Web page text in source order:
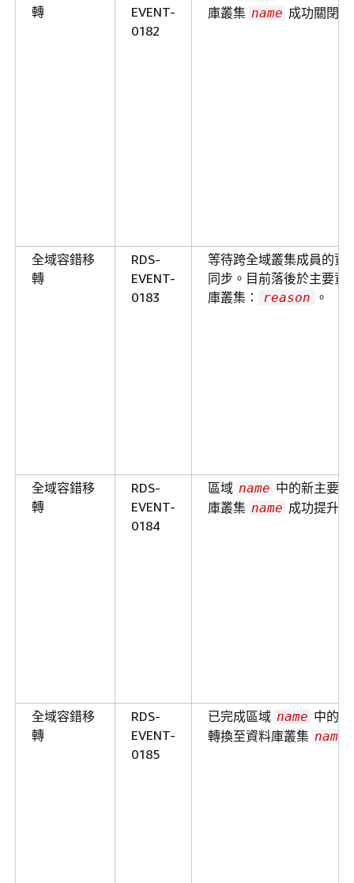
轉
EVENT-
0182
庫叢集 name 成功關閉。
全域容錯移
轉
RDS-
EVENT-
0183
等待跨全域叢集成員的資
同步。目前落後於主要資
庫叢集：
reason 。
全域容錯移
轉
RDS-
EVENT-
0184
區域 name 中的新主要
庫叢集 name 成功提升。
全域容錯移
轉
RDS-
EVENT-
0185
已完成區域 name 中的
轉換至資料庫叢集 name